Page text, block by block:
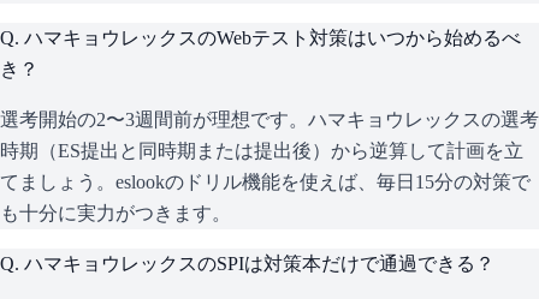
Q. ハマキョウレックスのWebテスト対策はいつから始めるべ
き？
選考開始の2〜3週間前が理想です。ハマキョウレックスの選考
時期（ES提出と同時期または提出後）から逆算して計画を立
てましょう。eslookのドリル機能を使えば、毎日15分の対策で
も十分に実力がつきます。
Q. ハマキョウレックスのSPIは対策本だけで通過できる？